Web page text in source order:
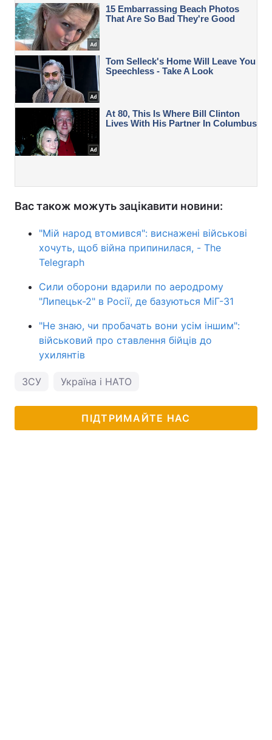
Вас також можуть зацікавити новини:
"Мій народ втомився": виснажені військові
хочуть, щоб війна припинилася, - The
Telegraph
Сили оборони вдарили по аеродрому
"Липецьк-2" в Росії, де базуються МіГ-31
"Не знаю, чи пробачать вони усім іншим":
військовий про ставлення бійців до
ухилянтів
ЗСУ Україна і НАТО
ПІДТРИМАЙТЕ НАС